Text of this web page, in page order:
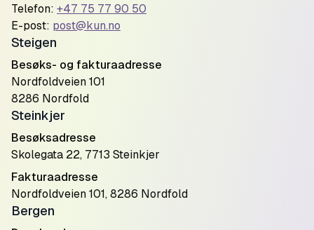
Telefon: +47 75 77 90 50
E-post: post@kun.no
Steigen
Besøks- og fakturaadresse
Nordfoldveien 101
8286 Nordfold
Steinkjer
Besøksadresse
Skolegata 22, 7713 Steinkjer
Fakturaadresse
Nordfoldveien 101, 8286 Nordfold
Bergen